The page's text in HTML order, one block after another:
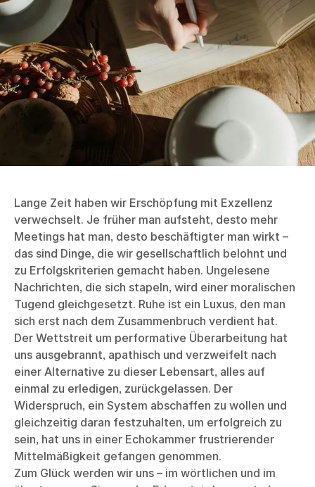
Lange Zeit haben wir Erschöpfung mit Exzellenz
verwechselt. Je früher man aufsteht, desto mehr
Meetings hat man, desto beschäftigter man wirkt –
das sind Dinge, die wir gesellschaftlich belohnt und
zu Erfolgskriterien gemacht haben. Ungelesene
Nachrichten, die sich stapeln, wird einer moralischen
Tugend gleichgesetzt. Ruhe ist ein Luxus, den man
sich erst nach dem Zusammenbruch verdient hat.
Der Wettstreit um performative Überarbeitung hat
uns ausgebrannt, apathisch und verzweifelt nach
einer Alternative zu dieser Lebensart, alles auf
einmal zu erledigen, zurückgelassen. Der
Widerspruch, ein System abschaffen zu wollen und
gleichzeitig daran festzuhalten, um erfolgreich zu
sein, hat uns in einer Echokammer frustrierender
Mittelmäßigkeit gefangen genommen.
Zum Glück werden wir uns – im wörtlichen und im